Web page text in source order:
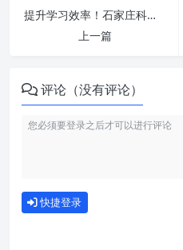
提升学习效率！石家庄科技职业学院继续教育学院 刷课方法全揭秘
上一篇
评论（没有评论）
快捷登录